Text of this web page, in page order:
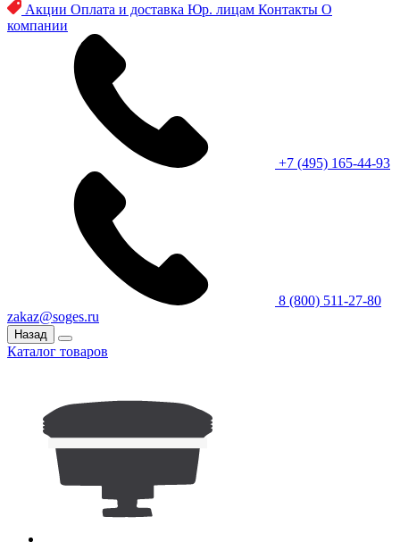
Акции Оплата и доставка Юр. лицам Контакты О
компании
+7 (495) 165-44-93
8 (800) 511-27-80
zakaz@soges.ru
Назад
Каталог товаров